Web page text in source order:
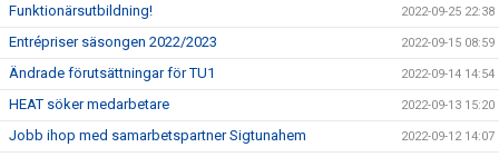
Funktionärsutbildning! 2022-09-25 22:38
Entrépriser säsongen 2022/2023 2022-09-15 08:59
Ändrade förutsättningar för TU1 2022-09-14 14:54
HEAT söker medarbetare 2022-09-13 15:20
Jobb ihop med samarbetspartner Sigtunahem 2022-09-12 14:07